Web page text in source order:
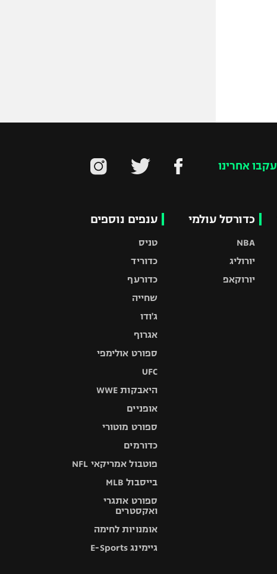
עקבו אחרינו
כדורסל עולמי
NBA
יורוליג
יורוקאפ
ענפים נוספים
טניס
כדוריד
כדורעף
שחייה
ג'ודו
אגרוף
ספורט אולימפי
UFC
היאבקות WWE
אופניים
ספורט מוטורי
כדורמים
פוטבול אמריקאי NFL
בייסבול MLB
ספורט אתגרי
ואקסטרים
אומנויות לחימה
גיימינג E-Sports